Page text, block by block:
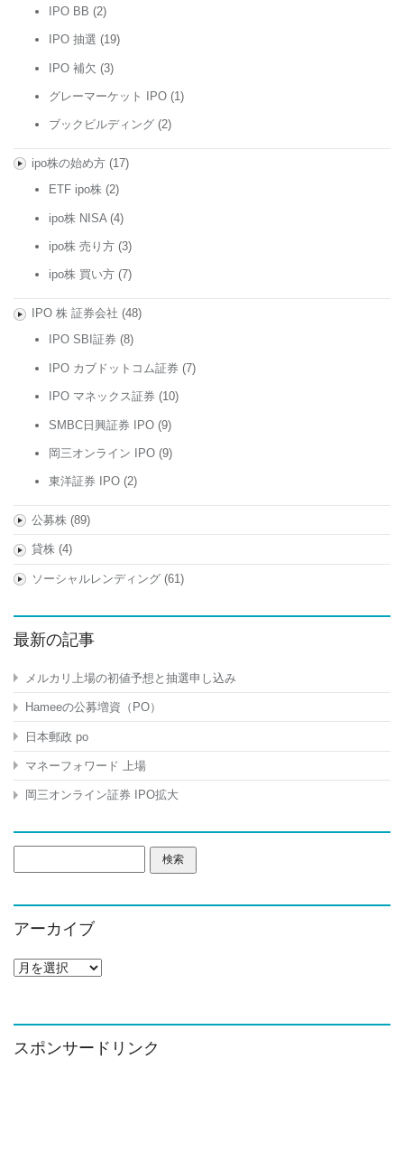
IPO BB (2)
IPO 抽選 (19)
IPO 補欠 (3)
グレーマーケット IPO (1)
ブックビルディング (2)
ipo株の始め方(17)
ETF ipo株 (2)
ipo株 NISA (4)
ipo株 売り方 (3)
ipo株 買い方 (7)
IPO 株 証券会社 (48)
IPO SBI証券 (8)
IPO カブドットコム証券 (7)
IPO マネックス証券 (10)
SMBC日興証券 IPO (9)
岡三オンライン IPO (9)
東洋証券 IPO (2)
公募株(89)
貸株(4)
ソーシャルレンディング(61)
最新の記事
メルカリ上場の初値予想と抽選申し込み
Hameeの公募増資（PO）
日本郵政 po
マネーフォワード 上場
岡三オンライン証券 IPO拡大
索:
アーカイブ
ア
イ
ブ
スポンサードリンク